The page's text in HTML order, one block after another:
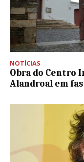
NOTÍCIAS
Obra do Centro
Alandroal em